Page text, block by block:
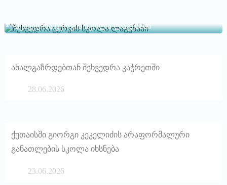
შეხვედრა ცურვის სკოლა ლაგუნაში
ახალგაზრდებთან შეხვედრა კაჭრეთში
28.06.2026
ქუთაისში გიორგი კეკელიძის არაფორმალური
განათლების სკოლა იხსნება
23.06.2026